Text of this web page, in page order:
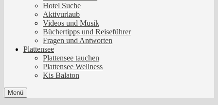
Hotel Suche
Aktivurlaub
Videos und Musik
Büchertipps und Reiseführer
Fragen und Antworten
Plattensee
Plattensee tauchen
Plattensee Wellness
Kis Balaton
Menü